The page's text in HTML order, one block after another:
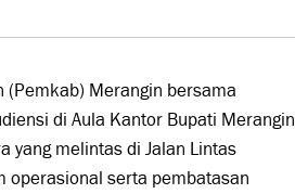
(Pemkab) Merangin bersama
di Aula Kantor Bupati Merangin
yang melintas di Jalan Lintas
operasional serta pembatasan